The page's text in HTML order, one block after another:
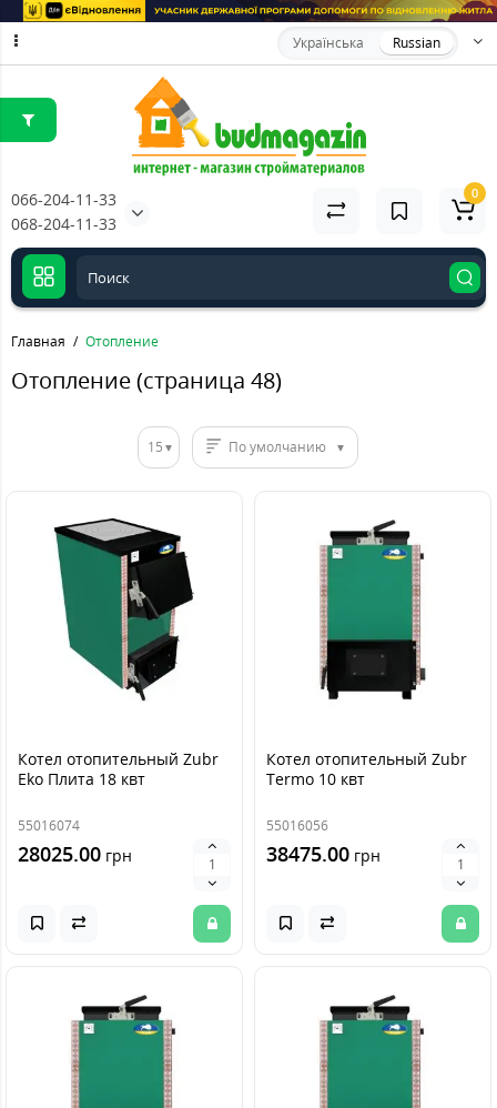
Українська Russian
066-204-11-33
068-204-11-33
0
Главная Отопление
Отопление (страница 48)
15 По умолчанию
Котел отопительный Zubr
Eko Плита 18 квт
55016074
28025.00 грн
Котел отопительный Zubr
Termo 10 квт
55016056
38475.00 грн